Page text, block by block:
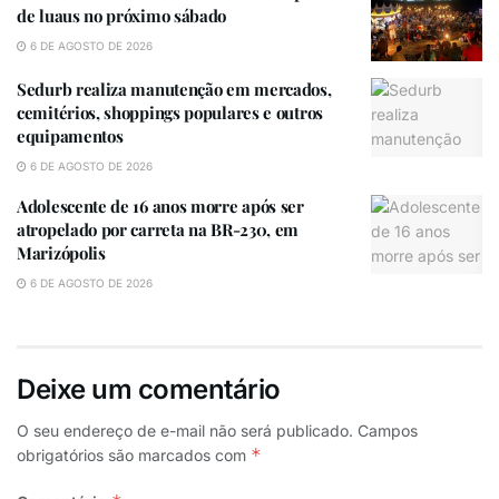
Para se inscrever, os interessados devem acessar o
sitewww.moradadapaz.com.bre clicar no link
“Trabalhe Conosco
site:bit.ly/VemSerGM
página, poderão conferir mais detalhes sobre as vagas
oferecidas e cadastrar o currículo. Após as inscrições
on-line, os currículos serão analisados e os candidatos
serão convocados a continuar na seleção, com
Seleção do Grupo Morada, para a vaga de supervisor
de logística é necessário ensino superior completo e
de luaus no próximo sábado
6 DE AGOSTO DE 2026
Sedurb realiza manutenção em mercados,
cemitérios, shoppings populares e outros
equipamentos
6 DE AGOSTO DE 2026
Adolescente de 16 anos morre após ser
atropelado por carreta na BR-230, em
Marizópolis
6 DE AGOSTO DE 2026
Deixe um comentário
O seu endereço de e-mail não será publicado. Campos
obrigatórios são marcados com *